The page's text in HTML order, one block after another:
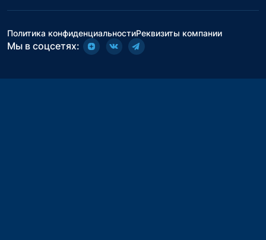
Политика конфиденциальностиРеквизиты компании
Мы в соцсетях: